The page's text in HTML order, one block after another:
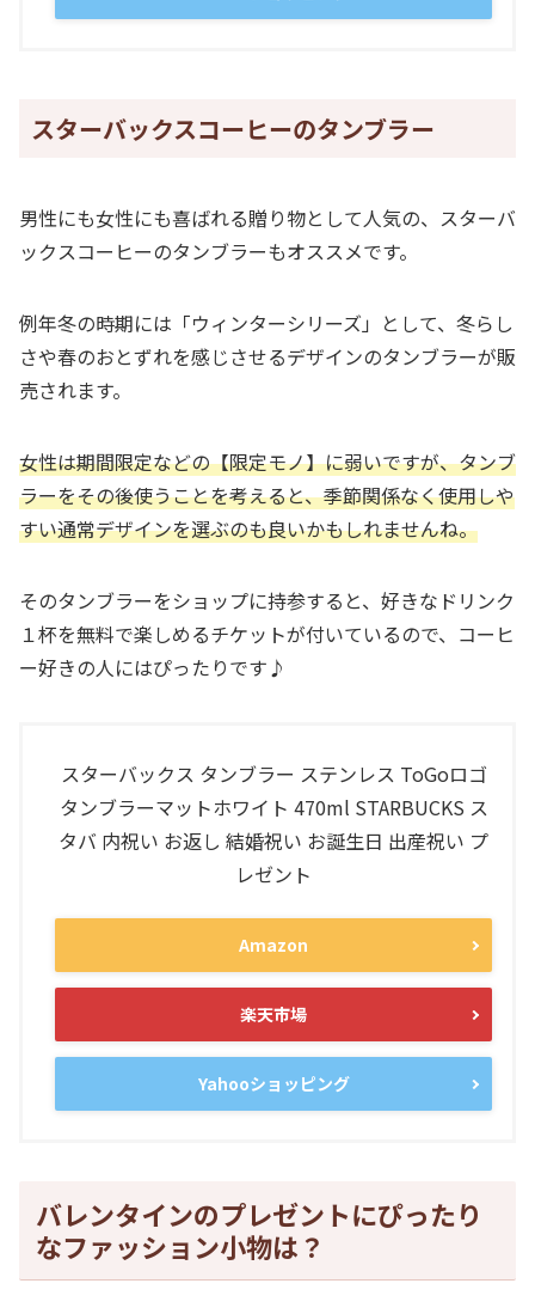
スターバックスコーヒーのタンブラー
男性にも女性にも喜ばれる贈り物として人気の、スターバ
ックスコーヒーのタンブラーもオススメです。
例年冬の時期には「ウィンターシリーズ」として、冬らし
さや春のおとずれを感じさせるデザインのタンブラーが販
売されます。
女性は期間限定などの【限定モノ】に弱いですが、タンブ
ラーをその後使うことを考えると、季節関係なく使用しや
すい通常デザインを選ぶのも良いかもしれませんね。
そのタンブラーをショップに持参すると、好きなドリンク
１杯を無料で楽しめるチケットが付いているので、コーヒ
ー好きの人にはぴったりです♪
スターバックス タンブラー ステンレス ToGoロゴ
タンブラーマットホワイト 470ml STARBUCKS ス
タバ 内祝い お返し 結婚祝い お誕生日 出産祝い プ
レゼント
Amazon
楽天市場
Yahooショッピング
バレンタインのプレゼントにぴったり
なファッション小物は？